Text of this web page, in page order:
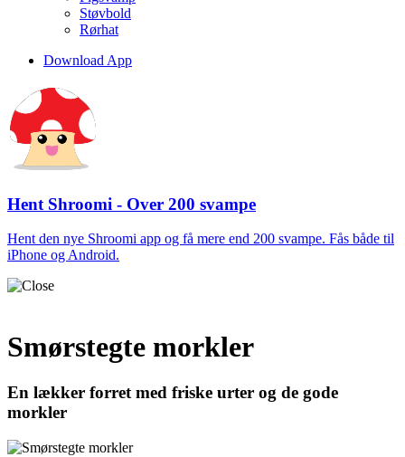
Støvbold
Rørhat
Download App
Hent Shroomi - Over 200 svampe
Hent den nye Shroomi app og få mere end 200 svampe. Fås både til
iPhone og Android.
Smørstegte morkler
En lækker forret med friske urter og de gode
morkler